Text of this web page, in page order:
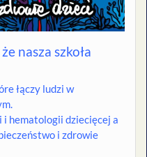
nasza szkoła
łączy ludzi w
hematologii dziecięcej a
i zdrowie